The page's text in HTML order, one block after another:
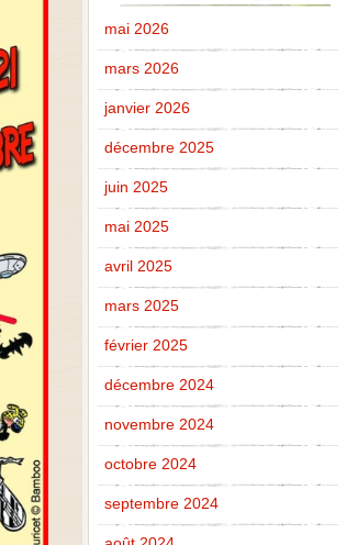
mai 2026
mars 2026
janvier 2026
décembre 2025
juin 2025
mai 2025
avril 2025
mars 2025
février 2025
décembre 2024
novembre 2024
octobre 2024
septembre 2024